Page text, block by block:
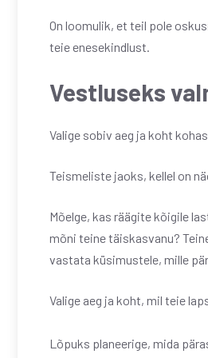
On loomulik, et teil pole
teie enesekindlust.
Vestluseks
Valige sobiv aeg ja koht
Teismeliste jaoks, kellel on
Mõelge, kas räägite kõigile
mõni teine ​​täiskasvanu?
vastata küsimustele, mille
Valige aeg ja koht, mil teie
Lõpuks planeerige, mida